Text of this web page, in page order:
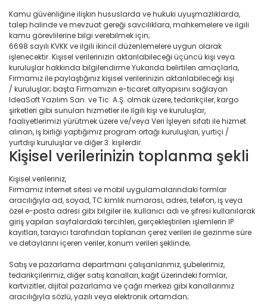
Kamu güvenliğine ilişkin hususlarda ve hukuki uyuşmazlıklarda,
talep halinde ve mevzuat gereği savcılıklara, mahkemelere ve ilgili
kamu görevlilerine bilgi verebilmek için;
6698 sayılı KVKK ve ilgili ikincil düzenlemelere uygun olarak
işlenecektir. Kişisel verilerinizin aktarılabileceği üçüncü kişi veya
kuruluşlar hakkında bilgilendirme Yukarıda belirtilen amaçlarla,
Firmamız ile paylaştığınız kişisel verilerinizin aktarılabileceği kişi
/ kuruluşlar; başta Firmamızın e-ticaret altyapısını sağlayan
IdeaSoft Yazılım San. ve Tic. A.Ş. olmak üzere, tedarikçiler, kargo
şirketleri gibi sunulan hizmetler ile ilgili kişi ve kuruluşlar,
faaliyetlerimizi yürütmek üzere ve/veya Veri İşleyen sıfatı ile hizmet
alınan, iş birliği yaptığımız program ortağı kuruluşları, yurtiçi /
yurtdışı kuruluşlar ve diğer 3. kişilerdir.
Kişisel verilerinizin toplanma şekli
Kişisel verileriniz,
Firmamız internet sitesi ve mobil uygulamalarındaki formlar
aracılığıyla ad, soyad, TC kimlik numarası, adres, telefon, iş veya
özel e-posta adresi gibi bilgiler ile; kullanıcı adı ve şifresi kullanılarak
giriş yapılan sayfalardaki tercihleri, gerçekleştirilen işlemlerin IP
kayıtları, tarayıcı tarafından toplanan çerez verileri ile gezinme süre
ve detaylarını içeren veriler, konum verileri şeklinde;
Satış ve pazarlama departmanı çalışanlarımız, şubelerimiz,
tedarikçilerimiz, diğer satış kanalları, kağıt üzerindeki formlar,
kartvizitler, dijital pazarlama ve çağrı merkezi gibi kanallarımız
aracılığıyla sözlü, yazılı veya elektronik ortamdan;